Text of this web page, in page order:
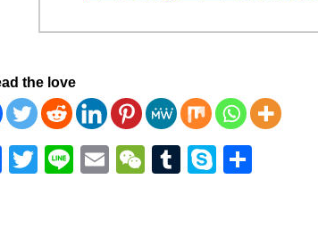
the love
F
T
Li
E
W
T
S